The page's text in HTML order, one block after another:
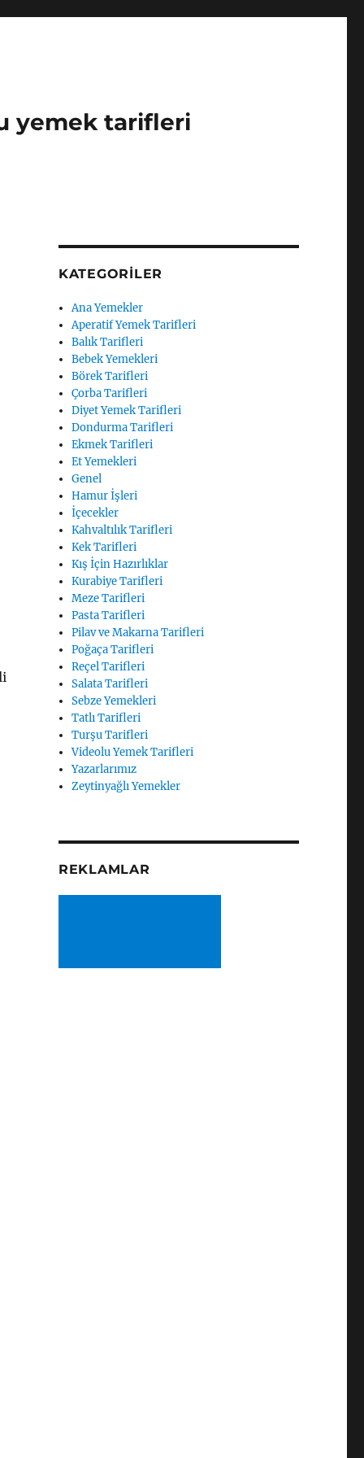
yemek tarifleri
KATEGORILER
Ana Yemekler
Aperatif Yemek Tarifleri
Balık Tarifleri
Bebek Yemekleri
Börek Tarifleri
Çorba Tarifleri
Diyet Yemek Tarifleri
Dondurma Tarifleri
Ekmek Tarifleri
Et Yemekleri
Genel
Hamur İşleri
İçecekler
Kahvaltılık Tarifleri
Kek Tarifleri
Kış İçin Hazırlıklar
Kurabiye Tarifleri
Meze Tarifleri
Pasta Tarifleri
Pilav ve Makarna Tarifleri
Poğaça Tarifleri
Reçel Tarifleri
Salata Tarifleri
Sebze Yemekleri
Tatlı Tarifleri
Turşu Tarifleri
Videolu Yemek Tarifleri
Yazarlarımız
Zeytinyağlı Yemekler
REKLAMLAR